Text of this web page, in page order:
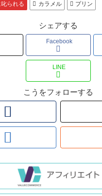
られる カラメル プリン
シェアする
Facebook
LINE
こうをフォローする